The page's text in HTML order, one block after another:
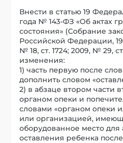
Внести в статью 19
года № 143-ФЗ «Об актах
состояния» (Собрание
Российской Федерации,
№ 18, ст. 1724; 2009, № 29,
изменения:
1) часть первую после
дополнить словом
2) в абзаце втором части
органом опеки и
словами «органом опеки
или организацией,
оборудованное место
оставления ребенка